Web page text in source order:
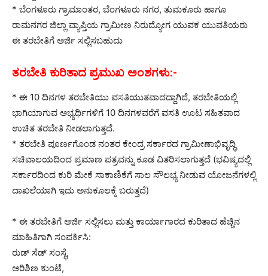
* ಬೆಂಗಳೂರು ಗ್ರಾಮಾಂತರ, ಬೆಂಗಳೂರು ನಗರ, ತುಮಕೂರು ಹಾಗೂ
ರಾಮನಗರ ಜಿಲ್ಲಾ ವ್ಯಾಪ್ತಿಯ ಗ್ರಾಮೀಣ ನಿರುದ್ಯೋಗ ಯುವಕ ಯುವತಿಯರು
ಈ ತರಬೇತಿಗೆ ಅರ್ಜಿ ಸಲ್ಲಿಸಬಹುದು
ತರಬೇತಿ ಕುರಿತಾದ ಪ್ರಮುಖ ಅಂಶಗಳು:-
* ಈ 10 ದಿನಗಳ ತರಬೇತಿಯು ವಸತಿಯುತವಾದದ್ದಾಗಿದೆ, ತರಬೇತಿಯಲ್ಲಿ
ಭಾಗಿಯಾಗುವ ಅಭ್ಯರ್ಥಿಗಳಿಗೆ 10 ದಿನಗಳವರೆಗೆ ವಸತಿ ಊಟ ಸಹಿತವಾದ
ಉಚಿತ ತರಬೇತಿ ನೀಡಲಾಗುತ್ತದೆ.
* ತರಬೇತಿ ಪೂರ್ಣಗೊಂಡ ನಂತರ ಕೇಂದ್ರ ಸರ್ಕಾರದ ಗ್ರಾಮೀಣಾಭಿವೃದ್ಧಿ
ಸಚಿವಾಲಯದಿಂದ ಪ್ರಮಾಣ ಪತ್ರವನ್ನು ಕೂಡ ವಿತರಿಸಲಾಗುತ್ತದೆ (ಭವಿಷ್ಯದಲ್ಲಿ
ಸರ್ಕಾರದಿಂದ ಕುರಿ ಮೇಕೆ ಸಾಕಾಣಿಕೆಗೆ ಸಾಲ ಸೌಲಭ್ಯ ನೀಡುವ ಯೋಜನೆಗಳಲ್ಲಿ
ದಾಖಲೆಯಾಗಿ ಇದು ಅನುಕೂಲಕ್ಕೆ ಬರುತ್ತದೆ)
* ಈ ತರಬೇತಿಗೆ ಅರ್ಜಿ ಸಲ್ಲಿಸಲು ಮತ್ತು ಕಾರ್ಯಾಗಾರದ ಕುರಿತಾದ ಹೆಚ್ಚಿನ
ಮಾಹಿತಿಗಾಗಿ ಸಂಪರ್ಕಿಸಿ:
ರುಡ್ ಸೆಡ್ ಸಂಸ್ಥೆ,
ಅರಿಶಿಣ ಕುಂಟೆ,